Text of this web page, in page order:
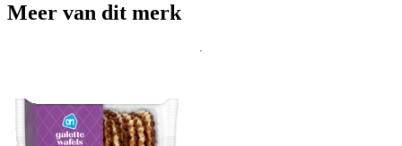
Meer van dit merk